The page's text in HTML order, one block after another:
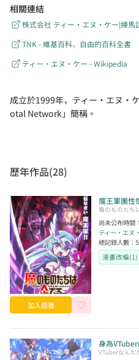
相關連結
株式会社 ティー・エヌ・ケー|練
TNK - 維基百科，自由的百科全書
ティー・エヌ・ケー - Wikipedia
成立於1999年，ティー・エヌ・
otal Network」簡稱。
歷年作品(28)
加入追番
魔王軍團性
魔のものたち
尚未公布時間
ティー・エヌ
總記錄人數：5
漫畫改編(1)
身為
VTuberなんだ